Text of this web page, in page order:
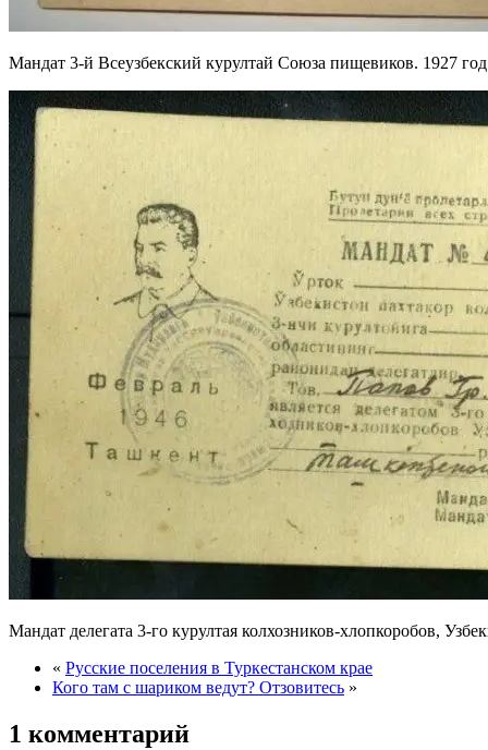
Мандат 3-й Всеузбекский курултай Союза пищевиков. 1927 год
Мандат делегата 3-го курултая колхозников-хлопкоробов,
« Русские поселения в Туркестанском крае
Кого там с шариком ведут? Отзовитесь »
1 комментарий